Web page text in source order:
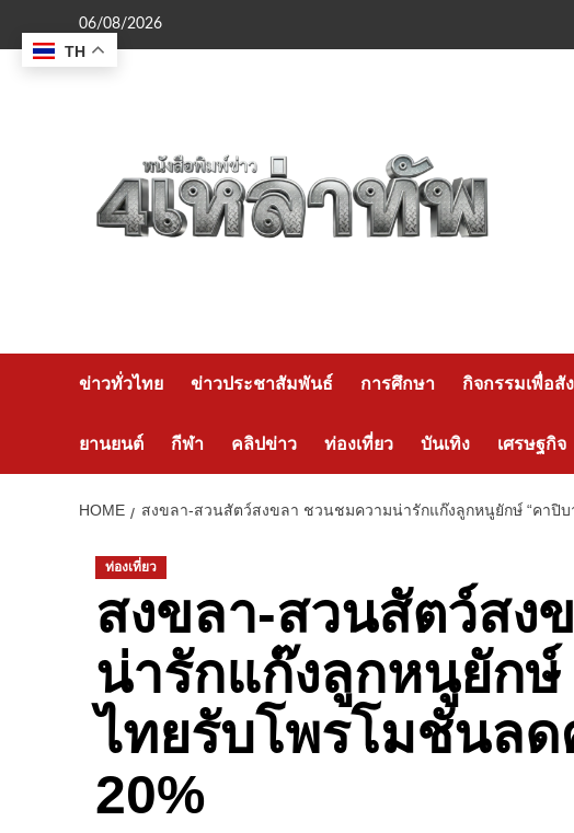
content
06/08/2026
ข่าวทั่วไทย ข่าวประชาสัมพันธ์ การศึกษา กิจกรรมเพื่อสั
ยานยนต์ กีฬา คลิปข่าว ท่องเที่ยว บันเทิง เศรษฐกิจ
HOME สงขลา-สวนสัตว์สงขลา ชวนชมความน่ารักแก๊งลูกหนูยักษ์ “คาปิ
ท่องเที่ยว
สงขลา-สวนสัตว์สง
น่ารักแก๊งลูกหนูยัก
ไทยรับโพรโมชันล
20%
TH